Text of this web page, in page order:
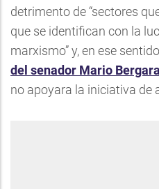
detrimento de “sectores
que se identifican con la
marxismo” y, en ese
del senador Mario Bergara
no apoyara la iniciativa de